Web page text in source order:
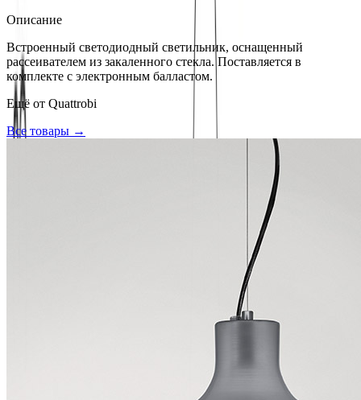
Описание
Встроенный светодиодный светильник, оснащенный
рассеивателем из закаленного стекла. Поставляется в
комплекте с электронным балластом.
Ещё от Quattrobi
Все товары →